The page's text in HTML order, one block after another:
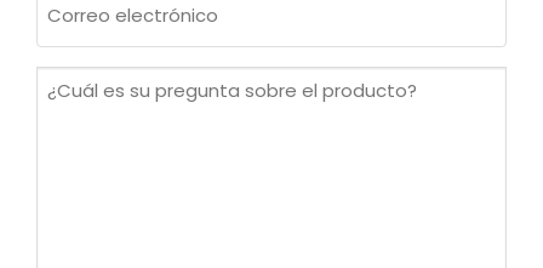
electrónico
¿Cuál